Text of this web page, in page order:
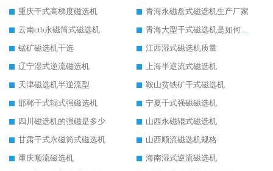
重庆干式高梯度磁选机
青海永磁盘式磁选机生产厂家
云南ctb永磁筒式磁选机
青海大型干式磁选机是如何选矿的
锰矿磁选机干选
江西湿式磁选机质量
辽宁湿式逆流磁选机
上海半逆流式磁选机
天津磁选机半逆流型
鞍山贫铁矿干式磁选机
邯郸干式辊式强磁选机
宁夏干式强磁磁选机
四川磁选机的强磁是多少
山西永磁辊式磁选机
甘肃干式永磁筒式磁选机
山西顺流磁选机规格
重庆顺流磁选机
海南湿式逆流磁选机